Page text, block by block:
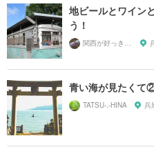
地ビールとワイン
う！
関西が好っきゃねん
青い海が見たくて
TATSU-.-HINA 兵